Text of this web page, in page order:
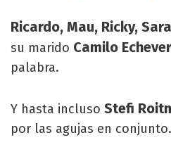
Ricardo, Mau, Ricky,
su marido Camilo
palabra.
Y hasta incluso Stefi
por las agujas en conjunto.